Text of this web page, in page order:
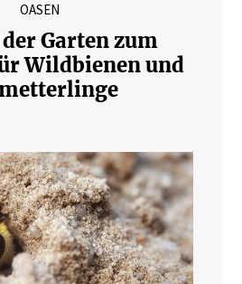
OASEN
Garten zum
Wildbienen und